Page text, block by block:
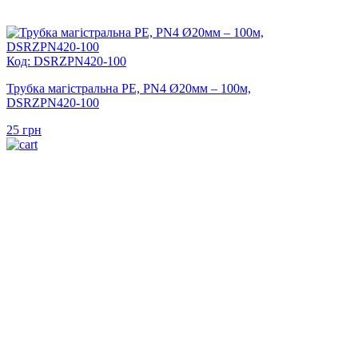
Код: DSRZPN420-100
Трубка магістральна PE, PN4 Ø20мм – 100м,
DSRZPN420-100
25 грн